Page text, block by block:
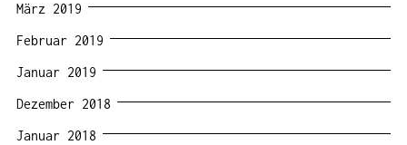
März 2019
Februar 2019
Januar 2019
Dezember 2018
Januar 2018